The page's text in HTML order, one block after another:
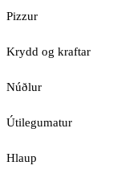
Pizzur
Krydd og kraftar
Núðlur
Útilegumatur
Hlaup